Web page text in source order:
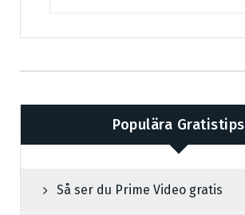
Populära Gratistips
Så ser du Prime Video gratis